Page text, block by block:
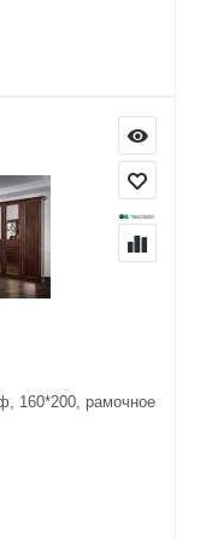
160*200, рамочное